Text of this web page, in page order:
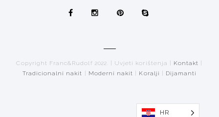
Copyright Franc&Rudolf 2022. | Uvjeti korištenja | Kontakt
Tradicionalni nakit
Moderni nakit Koralji Dijamanti
HR